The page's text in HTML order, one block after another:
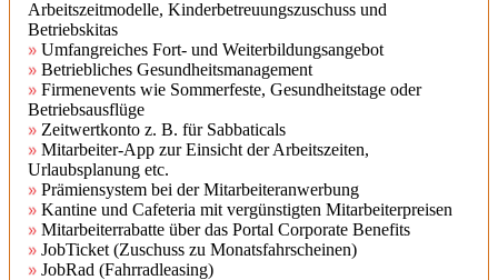
Arbeitszeitmodelle, Kinderbetreuungszuschuss und
Betriebskitas
Umfangreiches Fort- und Weiterbildungsangebot
Betriebliches Gesundheitsmanagement
Firmenevents wie Sommerfeste, Gesundheitstage oder
Betriebsausflüge
Zeitwertkonto z. B. für Sabbaticals
Mitarbeiter-App zur Einsicht der Arbeitszeiten,
Urlaubsplanung etc.
Prämiensystem bei der Mitarbeiteranwerbung
Kantine und Cafeteria mit vergünstigten Mitarbeiterpreisen
Mitarbeiterrabatte über das Portal Corporate Benefits
JobTicket (Zuschuss zu Monatsfahrscheinen)
JobRad (Fahrradleasing)